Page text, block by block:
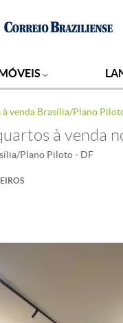
venda Brasília/Plano
à venda
Plano Piloto - DF